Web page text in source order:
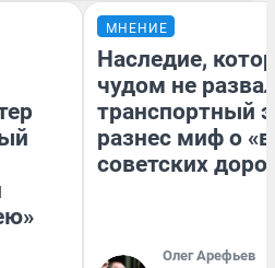
МНЕНИЕ
Наследие,
чудом не
транспортный
разнес миф о
советских
Олег Арефьев